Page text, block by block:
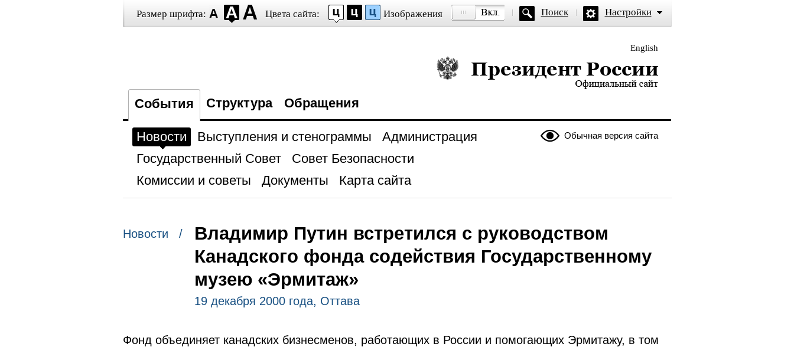
Размер шрифта: Цвета сайта: Изображения Поиск Настройки
English
Президент России — официальный сайт
События Структура Обращения
Обычная версия сайта
Новости Выступления и стенограммы
Администрация
Государственный Совет
Совет Безопасности
Комиссии и советы
Документы Карта сайта
Новости /
Владимир Путин встретился с руководством
Канадского фонда содействия Государственному
музею «Эрмитаж»
19 декабря 2000 года, Оттава
Фонд объединяет канадских бизнесменов, работающих в России и помогающих Эрмитажу, в том